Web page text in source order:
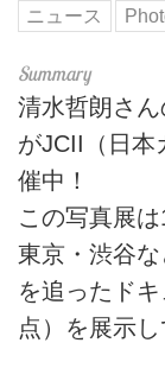
ニュース
清水哲朗さん
がJCII（日本
催中！
この写真展
東京・渋谷
を追ったド
点）を展示し